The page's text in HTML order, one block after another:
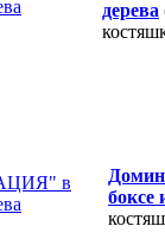
дерева
боксе